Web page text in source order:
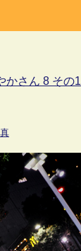
かさん 8 その1